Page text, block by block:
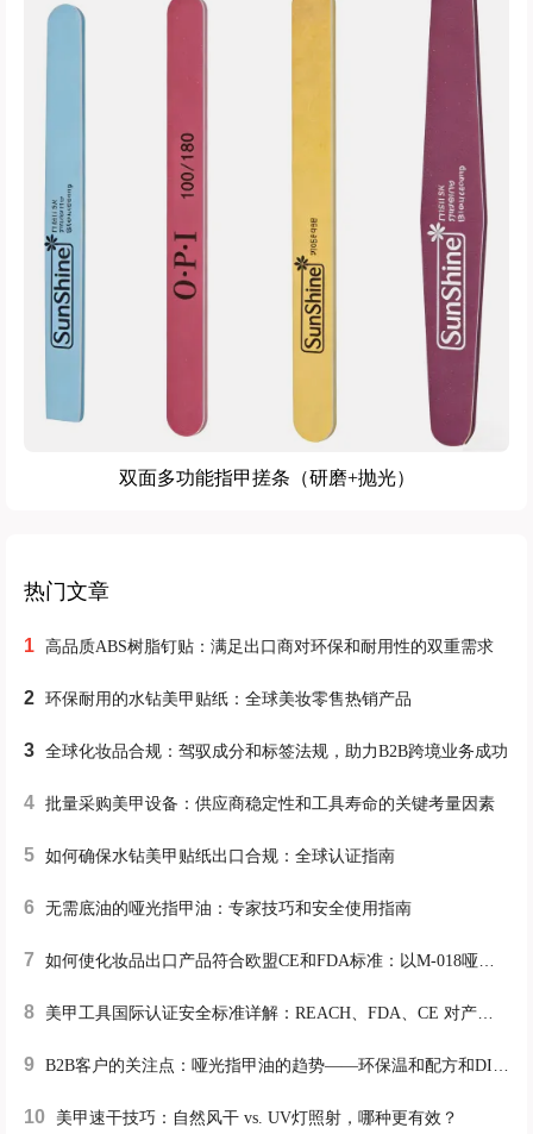
双面多功能指甲搓条（研磨+抛光）
热门文章
1 高品质ABS树脂钉贴：满足出口商对环保和耐用性的双重需求
2 环保耐用的水钻美甲贴纸：全球美妆零售热销产品
3 全球化妆品合规：驾驭成分和标签法规，助力B2B跨境业务成功
4 批量采购美甲设备：供应商稳定性和工具寿命的关键考量因素
5 如何确保水钻美甲贴纸出口合规：全球认证指南
6 无需底油的哑光指甲油：专家技巧和安全使用指南
7 如何使化妆品出口产品符合欧盟CE和FDA标准：以M-018哑光唇膏为例
8 美甲工具国际认证安全标准详解：REACH、FDA、CE 对产品质量的严格控制
9 B2B客户的关注点：哑光指甲油的趋势——环保温和配方和DIY体验优势
10 美甲速干技巧：自然风干 vs. UV灯照射，哪种更有效？